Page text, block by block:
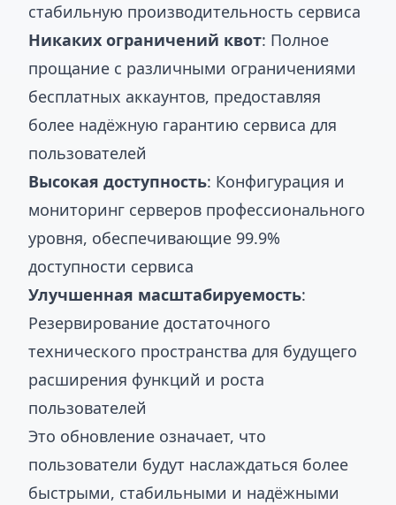
стабильную производительность сервиса
Никаких ограничений квот: Полное
прощание с различными ограничениями
бесплатных аккаунтов, предоставляя
более надёжную гарантию сервиса для
пользователей
Высокая доступность: Конфигурация и
мониторинг серверов профессионального
уровня, обеспечивающие 99.9%
доступности сервиса
Улучшенная масштабируемость:
Резервирование достаточного
технического пространства для будущего
расширения функций и роста
пользователей
Это обновление означает, что
пользователи будут наслаждаться более
быстрыми, стабильными и надёжными